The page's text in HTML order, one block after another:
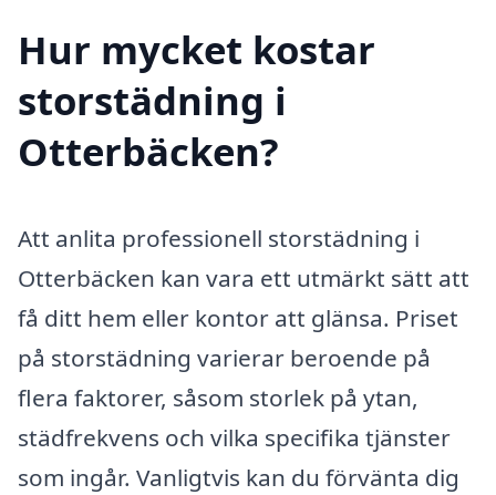
Hur mycket kostar
storstädning i
Otterbäcken?
Att anlita professionell storstädning i
Otterbäcken kan vara ett utmärkt sätt att
få ditt hem eller kontor att glänsa. Priset
på storstädning varierar beroende på
flera faktorer, såsom storlek på ytan,
städfrekvens och vilka specifika tjänster
som ingår. Vanligtvis kan du förvänta dig